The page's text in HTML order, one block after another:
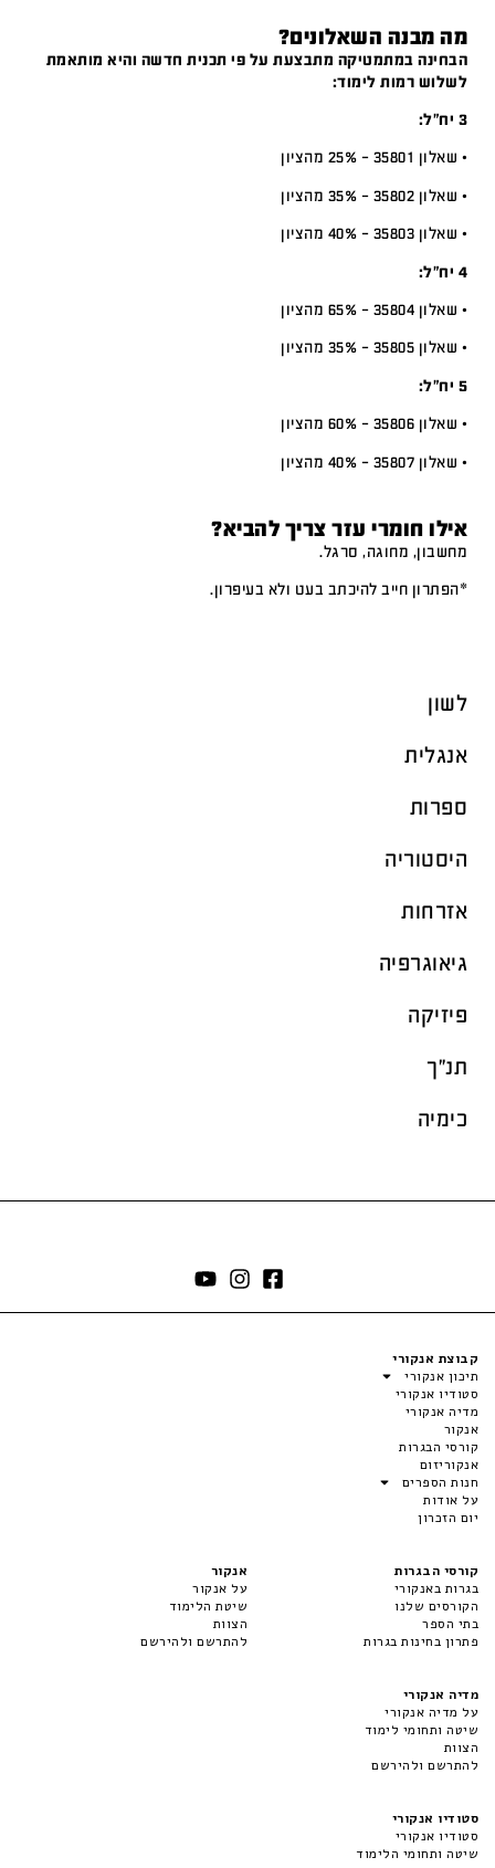
מה מבנה השאלונים?
הבחינה במתמטיקה מתבצעת על פי תכנית חדשה והיא מותאמת
לשלוש רמות לימוד:
3 יח”ל:
• שאלון 35801 – 25% מהציון
• שאלון 35802 – 35% מהציון
• שאלון 35803 – 40% מהציון
4 יח”ל:
• שאלון 35804 – 65% מהציון
• שאלון 35805 – 35% מהציון
5 יח”ל:
• שאלון 35806 – 60% מהציון
• שאלון 35807 – 40% מהציון
אילו חומרי עזר צריך להביא?
מחשבון, מחוגה, סרגל.
*הפתרון חייב להיכתב בעט ולא בעיפרון.
לשון
אנגלית
ספרות
היסטוריה
אזרחות
גיאוגרפיה
פיזיקה
תנ"ך
כימיה
קבוצת אנקורי
תיכון אנקורי
סטודיו אנקורי
מדיה אנקורי
אנקור
קורסי הבגרות
אנקוריזום
חנות הספרים
על אודות
יום הזכרון
קורסי הבגרות
בגרות באנקורי
הקורסים שלנו
בתי הספר
פתרון בחינות בגרות
אנקור
על אנקור
שיטת הלימוד
הצוות
להתרשם ולהירשם
מדיה אנקורי
על מדיה אנקורי
שיטה ותחומי לימוד
הצוות
להתרשם ולהירשם
סטודיו אנקורי
סטודיו אנקורי
שיטה ותחומי הלימוד